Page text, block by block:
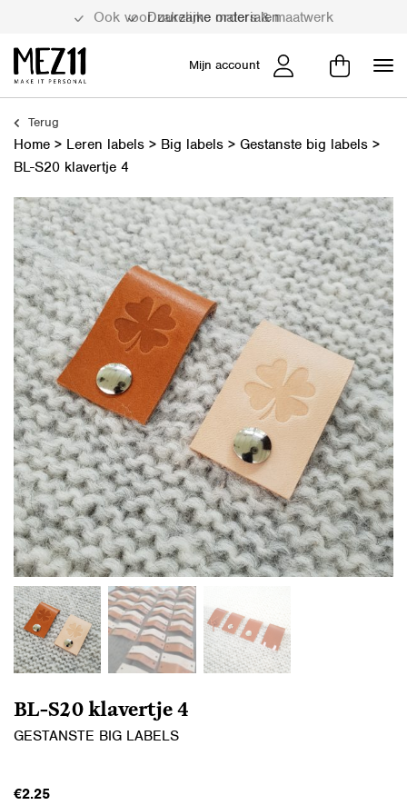
Duurzame materialen
Mijn account
Terug
Home > Leren labels > Big labels > Gestanste big labels >
BL-S20 klavertje 4
BL-S20 klavertje 4
GESTANSTE BIG LABELS
€2.25